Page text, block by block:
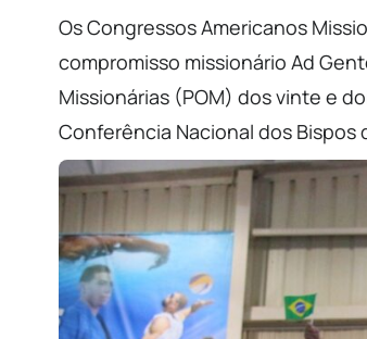
Os Congressos Americanos
compromisso missionário Ad
Missionárias (POM) dos vinte e
Conferência Nacional dos